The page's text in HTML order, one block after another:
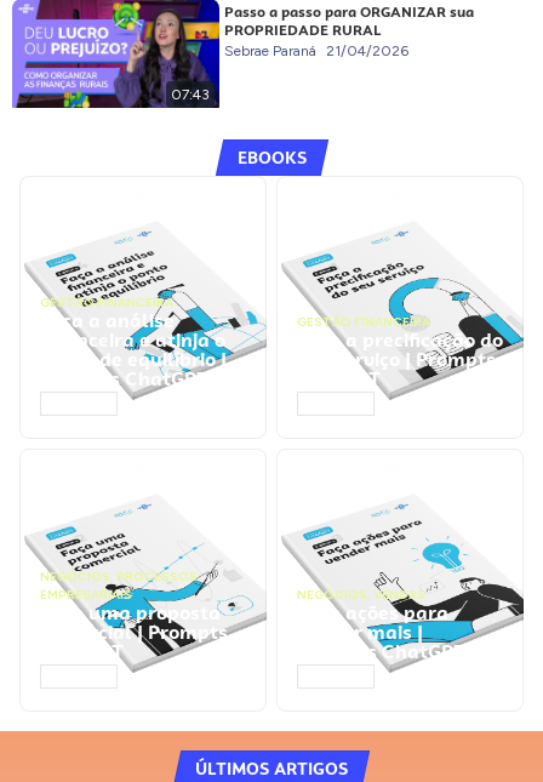
07:43
Passo a passo para ORGANIZAR sua
PROPRIEDADE RURAL
Sebrae Paraná 21/04/2026
EBOOKS
GESTÃO FINANCEIRA
Faça a análise
financeira e atinja o
ponto de equilíbrio |
Prompts ChatGPT
GESTÃO FINANCEIRA
Faça a precificação do
seu serviço | Prompts
ChatGPT
NEGÓCIOS, PROCESSOS
EMPRESARIAIS
Faça uma proposta
comercial | Prompts
ChatGPT
NEGÓCIOS, VENDAS
Faça ações para
vender mais |
Prompts ChatGPT
ÚLTIMOS ARTIGOS